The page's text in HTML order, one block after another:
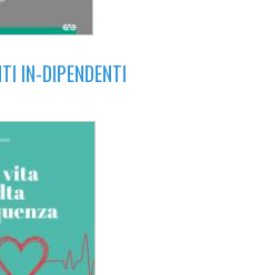
IN-DIPENDENTI